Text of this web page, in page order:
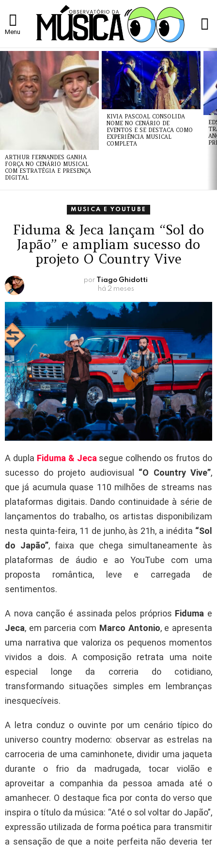
Menu
ÚLTIMAS
NOTÍCIAS
ARTHUR FERNANDES GANHA
FORÇA NO CENÁRIO MUSICAL
COM ESTRATÉGIA E PRESENÇA
DIGITAL
KIVIA PASCOAL CONSOLIDA
NOME NO CENÁRIO DE
EVENTOS E SE DESTACA COMO
EXPERIÊNCIA MUSICAL
COMPLETA
MUSICA E YOUTUBE
Fiduma & Jeca lançam “Sol do
Japão” e ampliam sucesso do
projeto O Country Vive
por
Tiago Ghidotti
há 2 meses
A dupla Fiduma & Jeca segue colhendo os frutos do
sucesso do projeto audiovisual “O Country Vive”,
que já acumula quase 110 milhões de streams nas
plataformas digitais. Dando continuidade à série de
lançamentos do trabalho, os artistas disponibilizam
nesta quinta-feira, 11 de junho, às 21h, a inédita “Sol
do Japão”, faixa que chega simultaneamente às
plataformas de áudio e ao YouTube com uma
proposta romântica, leve e carregada de
sentimentos.
A nova canção é assinada pelos próprios Fiduma e
Jeca, em parceria com Marco Antonio, e apresenta
uma narrativa que valoriza os pequenos momentos
vividos a dois. A composição retrata uma noite
especial longe da correria do cotidiano,
transformando situações simples em lembranças
inesquecíveis.
A letra conduz o ouvinte por um cenário típico do
universo country moderno: observar as estrelas na
carroceria de uma caminhonete, dividir uma jaqueta
durante o frio da madrugada, tocar violão e
aproveitar a companhia da pessoa amada até o
amanhecer. O destaque fica por conta do verso que
inspira o título da música: “Até o sol voltar do Japão”,
expressão utilizada de forma poética para transmitir
a sensação de que a noite perfeita não deveria ter